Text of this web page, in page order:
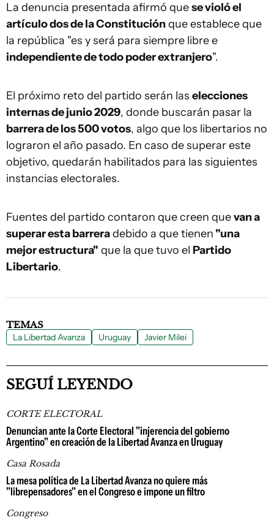
La denuncia presentada afirmó quese violó el
artículo dos de la Constituciónque establece que
la república "es y será para siempre libre e
independiente de todo poder extranjero".
El próximo reto del partido serán las elecciones
internas de junio 2029, donde buscarán pasar la
barrera de los 500 votos, algo que los libertarios no
lograron el año pasado. En caso de superar este
objetivo, quedarán habilitados para las siguientes
instancias electorales.
Fuentes del partido contaron que creen quevan a
superar esta barreradebido a que tienen "una
mejor estructura" que la que tuvo el Partido
Libertario.
TEMAS
La Libertad Avanza Uruguay Javier Milei
SEGUÍ LEYENDO
CORTE ELECTORAL
Denuncian ante la Corte Electoral "injerencia del gobierno
Argentino" en creación de la Libertad Avanza en Uruguay
Casa Rosada
La mesa política de La Libertad Avanza no quiere más
"librepensadores" en el Congreso e impone un filtro
Congreso